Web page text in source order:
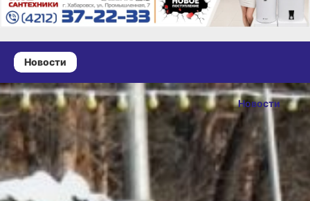
Новости
06 января 2025 г., 15:30
Декада спорта
и здоровья
проводится
в Хабаровском
крае
Новости
ОПУБЛИКОВАНО
06 января 2025 г.,